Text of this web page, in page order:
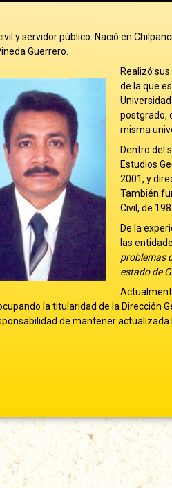
y servidor público. Nació en
Guerrero.
Realizó
de la que
postgrado,
misma
Dentro del
Estudios
2001, y
También
Civil, de
De la
las
problemas
estado de
la titularidad de la Dirección
de mantener